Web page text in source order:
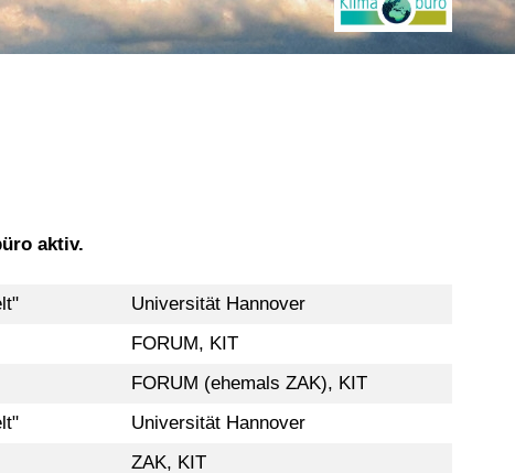
aktiv.
Universität Hannover
FORUM, KIT
FORUM (ehemals ZAK), KIT
Universität Hannover
ZAK, KIT